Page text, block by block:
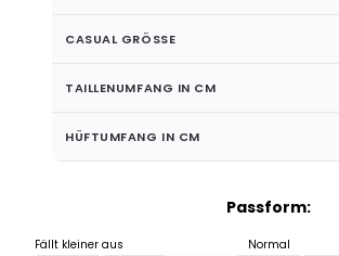
CASUAL GRÖSSE
TAILLENUMFANG IN CM
HÜFTUMFANG IN CM
Passform:
Fällt kleiner aus Normal